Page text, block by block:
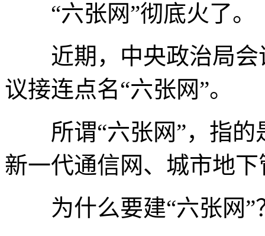
“六张网”彻底火了。
近期，中央政治局会
议接连点名“六张网”。
所谓“六张网”，指的
新一代通信网、城市地
为什么要建“六张网”